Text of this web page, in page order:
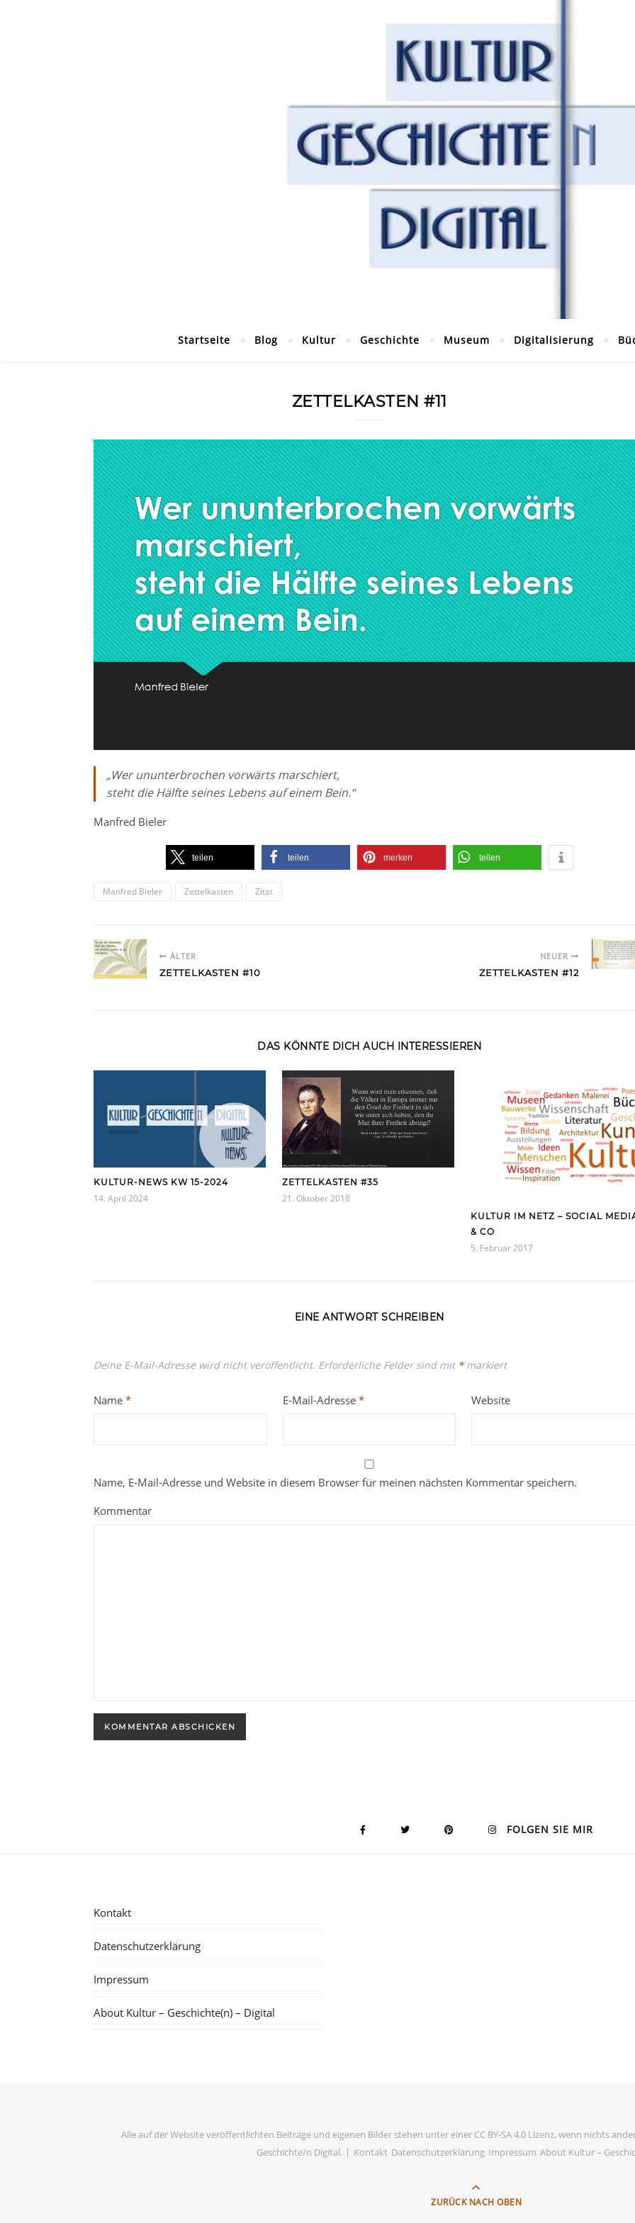
Startseite Blog Kultur Geschichte Museum Digitalisierung
ZETTELKASTEN #11
„Wer ununterbrochen vorwärts marschiert,
steht die Hälfte seines Lebens auf einem Bein.“
Manfred Bieler
teilen teilen merken teilen
Manfred Bieler Zettelkasten Zitat
ÄLTER
ZETTELKASTEN #10
NEUER
ZETTELKASTEN #12
DAS KÖNNTE DICH AUCH INTERESSIEREN
KULTUR-NEWS KW 15-2024
14. April 2024
ZETTELKASTEN #35
21. Oktober 2018
KULTUR IM NETZ – SOCIAL
& CO
5. Februar 2017
EINE ANTWORT SCHREIBEN
Deine E-Mail-Adresse wird nicht veröffentlicht. Erforderliche Felder sind mit *markiert
Name * E-Mail-Adresse * Website
Name, E-Mail-Adresse und Website in diesem Browser für meinen nächsten Kommentar speichern.
Kommentar
FOLGEN SIE MIR
Kontakt
Datenschutzerklärung
Impressum
About Kultur – Geschichte(n) – Digital
Alle auf der Website veröffentlichten Beiträge und eigenen Bilder stehen unter einer CC BY-SA 4.0 Lizenz, wenn nichts
Geschichte/n Digital. Kontakt Datenschutzerklärung Impressum About Kultur –
ZURÜCK NACH OBEN